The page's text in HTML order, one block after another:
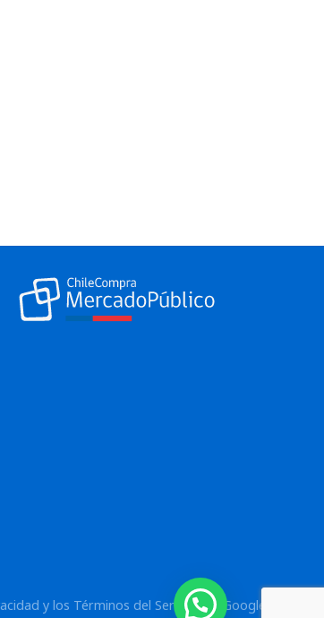
y los Términos del Serviciode Google.
¿Necesitas ayuda?